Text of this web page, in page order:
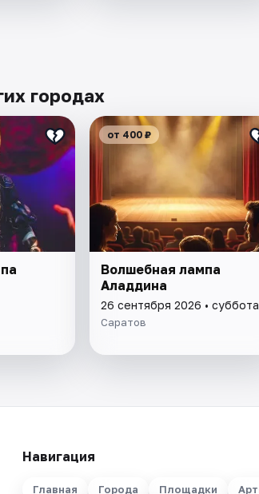
городах
от 400 ₽
Волшебная лампа
Аладдина
26 сентября 2026 • суббота
Саратов
Навигация
Главная Города Площадки